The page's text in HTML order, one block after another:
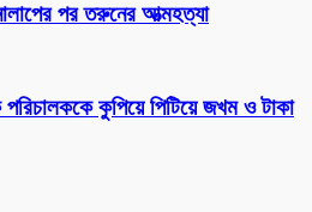
পর তরুনের আত্মহত্যা
পরিচালককে কুপিয়ে পিটিয়ে জখম ও টাকা